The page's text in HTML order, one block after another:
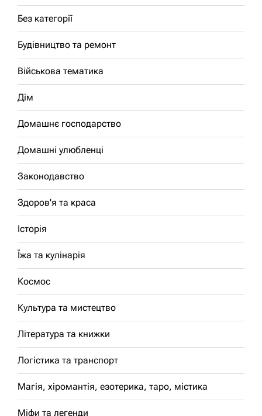
Без категорії
Будівництво та ремонт
Військова тематика
Дім
Домашнє господарство
Домашні улюбленці
Законодавство
Здоров'я та краса
Історія
Їжа та кулінарія
Космос
Культура та мистецтво
Література та книжки
Логістика та транспорт
Магія, хіромантія, езотерика, таро, містика
Міфи та легенди